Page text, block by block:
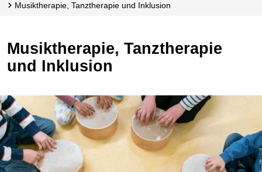
Musiktherapie, Tanztherapie und Inklusion
Musiktherapie, Tanztherapie
und Inklusion